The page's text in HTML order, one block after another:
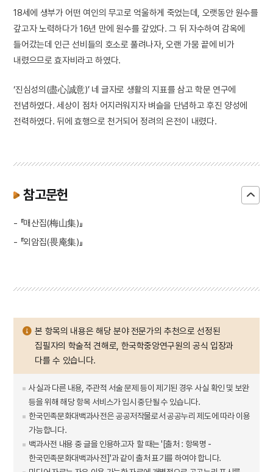
18세에 생부가 어떤 여인의 무고로 억울하게 죽었는데, 오랫동안 원수를
갚고자 노력하다가 16년 만에 원수를 갚았다. 그 뒤 자수하여 감옥에
들어갔는데 인근 선비들의 호소로 풀려나자, 오랜 가뭄 끝에 비가
내렸으므로 효자비라고 하였다.
‘진심성의(盡心誠意)’ 네 글자로 생활의 지표를 삼고 학문 연구에
전념하였다. 세상이 점차 어지러워지자 벼슬을 단념하고 후진 양성에
전력하였다. 뒤에 효행으로 천거되어 정려의 은전이 내렸다.
참고문헌
- 『매산집(梅山集)』
- 『외암집(畏庵集)』
본 항목의 내용은 해당 분야 전문가의 추천으로 선정된
집필자의 학술적 견해로, 한국학중앙연구원의 공식 입장과
다를 수 있습니다.
사실과 다른 내용, 주관적 서술 문제 등이 제기된 경우 사실 확인 및 보완
등을 위해 해당 항목 서비스가 임시 중단될 수 있습니다.
한국민족문화대백과사전은 공공저작물로서 공공누리 제도에 따라 이용
가능합니다.
백과사전 내용 중 글을 인용하고자 할 때는 '[출처 : 항목명 -
한국민족문화대백과사전]'과 같이 출처 표기를 하여야 합니다.